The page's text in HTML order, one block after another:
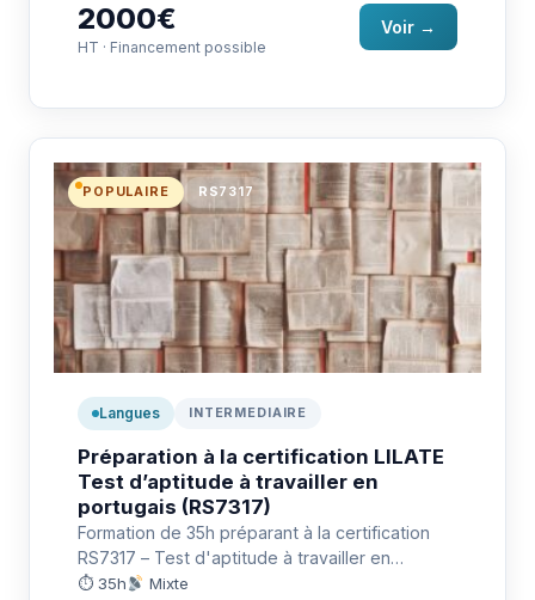
2000€
HT · Financement possible
Voir →
POPULAIRE RS7317
Langues INTERMEDIAIRE
Préparation à la certification LILATE
Test d’aptitude à travailler en
portugais (RS7317)
Formation de 35h préparant à la certification
RS7317 – Test d'aptitude à travailler en
portugais (LILATE) : communiquer…
⏱ 35h Mixte